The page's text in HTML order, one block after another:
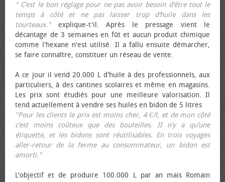
" C’est le bon réglage pour ne pas avoir besoin d’être tout le
temps à côté et ne pas laisser trop d’huile dans les
tourteaux."explique-t'il. Après le pressage vient le
décantage de 3 semaines en fût et aucun produit chimique
comme l'hexane n'est utilisé. Il a fallu ensuite démarcher,
se faire connaître, constituer un réseau de vente.
A ce jour il vend 20.000 L d'huile à des professionnels, aux
particuliers, à des cantines scolaires et même en magasins.
Les prix sont étudiés pour une meilleure valorisation. Il
tend actuellement à vendre ses huiles en bidon de 5 litres
"Pour les clients le prix est moins cher, 4 €/l, et de mon côté
c’est moins coûteux que des bouteilles. II n’y a qu’une
étiquette, et les bidons sont réutilisables. En trois voyages
aller-retour de la ferme au consommateur, un bidon est
amorti."
L'objectif et de produire 100.000 L par an mais Romain